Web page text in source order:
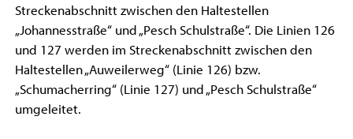
Streckenabschnitt zwischen den Haltestellen
„Johannesstraße“ und „Pesch Schulstraße“. Die Linien 126
und 127 werden im Streckenabschnitt zwischen den
Haltestellen „Auweilerweg“ (Linie 126) bzw.
„Schumacherring“ (Linie 127) und „Pesch Schulstraße“
umgeleitet.